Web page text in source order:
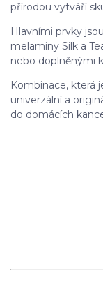
přírodou vytváří
Hlavními prvky
melaminy Silk a
nebo doplněnými
Kombinace, která
univerzální a
do domácích